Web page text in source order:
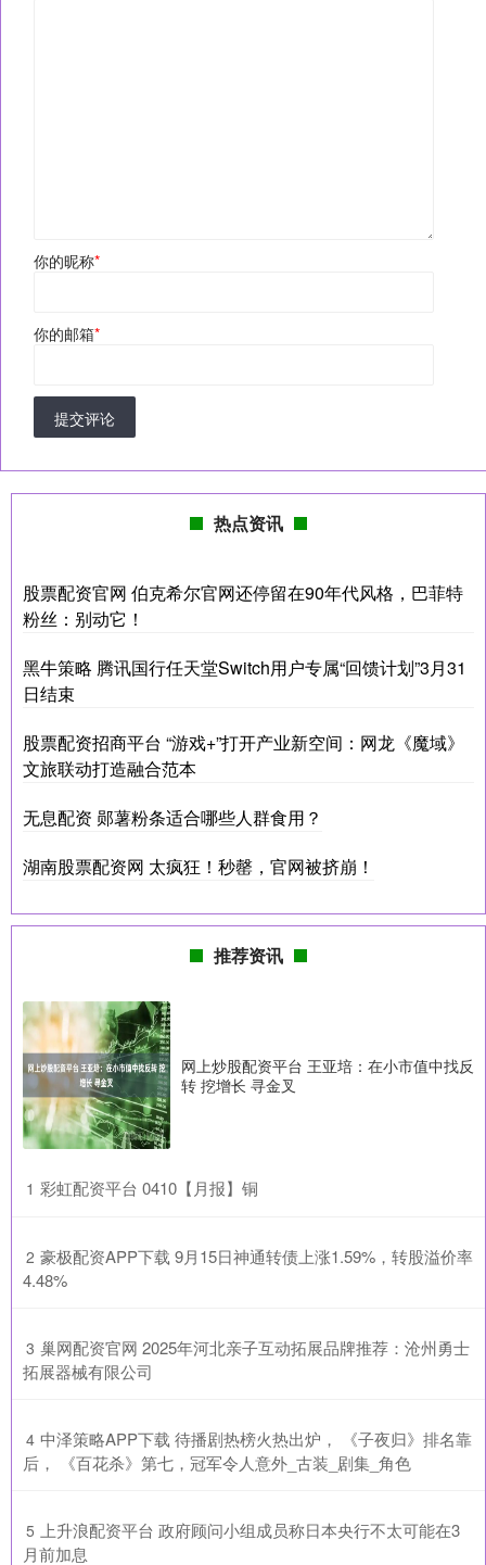
你的昵称*
你的邮箱*
提交评论
热点资讯
股票配资官网 伯克希尔官网还停留在90年代风格，巴菲特
粉丝：别动它！
黑牛策略 腾讯国行任天堂Switch用户专属“回馈计划”3月31
日结束
股票配资招商平台 “游戏+”打开产业新空间：网龙《魔域》
文旅联动打造融合范本
无息配资 郧薯粉条适合哪些人群食用？
湖南股票配资网 太疯狂！秒罄，官网被挤崩！
推荐资讯
网上炒股配资平台 王亚培：在小市值中找反
转 挖增长 寻金叉
1 ​彩虹配资平台 0410【月报】铜
2 ​豪极配资APP下载 9月15日神通转债上涨1.59%，转股溢价率
4.48%
3 ​巢网配资官网 2025年河北亲子互动拓展品牌推荐：沧州勇士
拓展器械有限公司
4 ​中泽策略APP下载 待播剧热榜火热出炉， 《子夜归》排名靠
后， 《百花杀》第七，冠军令人意外_古装_剧集_角色
5 ​上升浪配资平台 政府顾问小组成员称日本央行不太可能在3
月前加息